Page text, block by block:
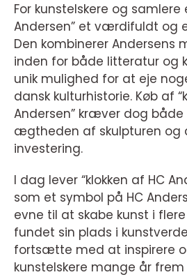
For kunstelskere og samlere
Andersen” et værdifuldt og
Den kombinerer Andersens
inden for både litteratur og
unik mulighed for at eje
dansk kulturhistorie. Køb af
Andersen” kræver dog
ægtheden af skulpturen og
investering.
I dag lever “klokken af HC
som et symbol på HC
evne til at skabe kunst i
fundet sin plads i
fortsætte med at inspirere
kunstelskere mange år